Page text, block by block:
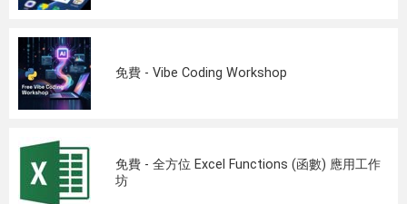
免費 - Vibe Coding Workshop
免費 - 全方位 Excel Functions (函數) 應用工作
坊